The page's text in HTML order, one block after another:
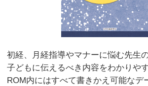
初経、月経指導やマナーに悩む先生
子どもに伝えるべき内容をわかりや
ROM内にはすべて書きかえ可能なデ